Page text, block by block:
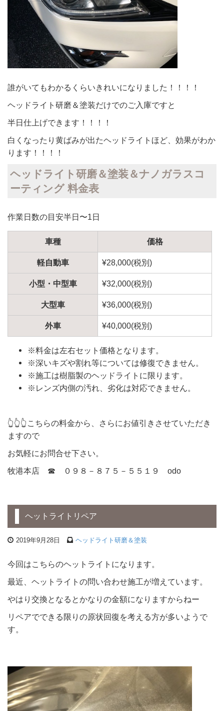
誰がいてもわかるくらいきれいになりました！！！！
ヘッドライト研磨＆塗装だけでのご入庫ですと
半日仕上げできます！！！！
白くなったり黄ばみが出たヘッドライトほど、効果がわか
ります！！！！
ヘッドライト研磨＆塗装＆ナノガラスコ
ーティング 料金表
作業日数の目安半日〜1日
車種 価格
軽自動車 ¥28,000(税別)
小型・中型車 ¥32,000(税別)
大型車 ¥36,000(税別)
外車 ¥40,000(税別)
※料金は左右セット価格となります。
※深いキズや割れ等については修復できません。
※施工は樹脂製のヘッドライトに限ります。
※レンズ内側の汚れ、劣化は対応できません。
👆👆👆こちらの料金から、さらにお値引きさせていただき
ますので
お気軽にお問合せ下さい。
牧港本店 ☎ ０９８－８７５－５５１９ odo
ヘットライトリペア
2019年9月28日 ヘッドライト研磨＆塗装
今回はこちらのヘットライトになります。
最近、ヘットライトの問い合わせ施工が増えています。
やはり交換となるとかなりの金額になりますからねー
リペアでできる限りの原状回復を考える方が多いようで
す。